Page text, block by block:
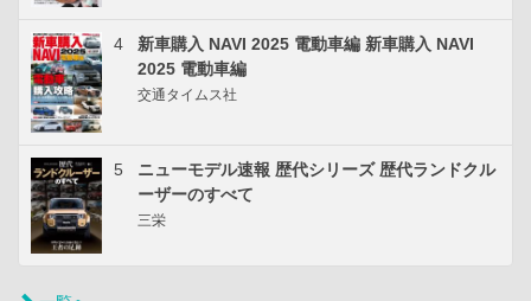
4
新車購入 NAVI 2025 電動車編 新車購入 NAVI
2025 電動車編
交通タイムス社
5
ニューモデル速報 歴代シリーズ 歴代ランドクル
ーザーのすべて
三栄